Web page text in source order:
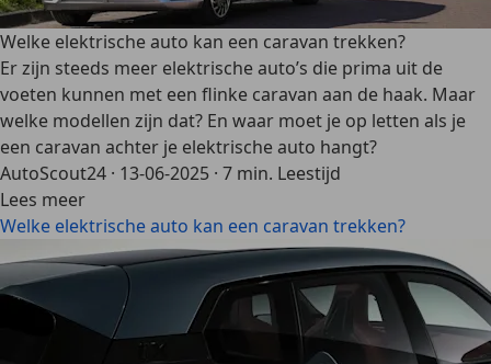
Welke elektrische auto kan een caravan trekken?
Er zijn steeds meer elektrische auto’s die prima uit de
voeten kunnen met een flinke caravan aan de haak. Maar
welke modellen zijn dat? En waar moet je op letten als je
een caravan achter je elektrische auto hangt?
AutoScout24 · 13-06-2025 · 7 min. Leestijd
Lees meer
Welke elektrische auto kan een caravan trekken?